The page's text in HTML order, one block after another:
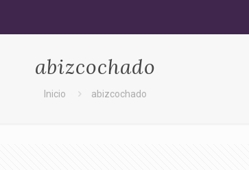
abizcochado
Inicio abizcochado